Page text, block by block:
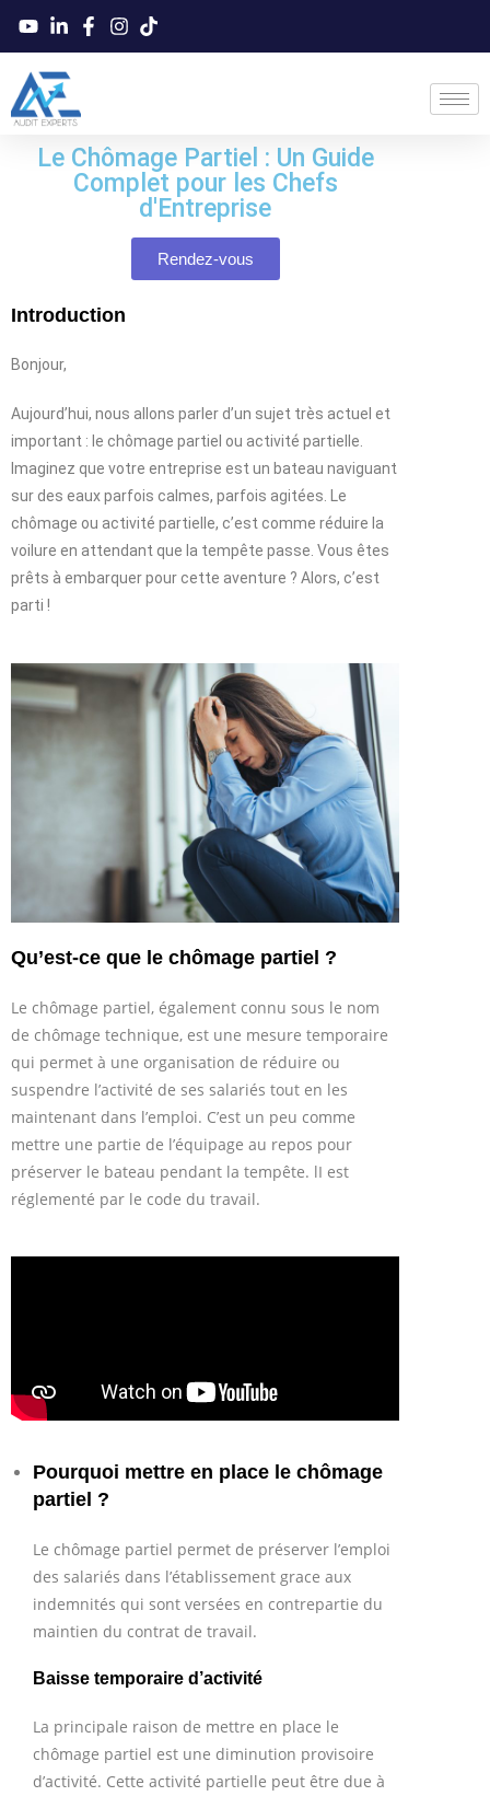
Le Chômage Partiel : Un Guide
Complet pour les Chefs
d'Entreprise
Rendez-vous
Introduction
Bonjour,
Aujourd’hui, nous allons parler d’un sujet très actuel et
important : le chômage partiel ou activité partielle.
Imaginez que votre entreprise est un bateau naviguant
sur des eaux parfois calmes, parfois agitées. Le
chômage ou activité partielle, c’est comme réduire la
voilure en attendant que la tempête passe. Vous êtes
prêts à embarquer pour cette aventure ? Alors, c’est
parti !
Qu’est-ce que le chômage partiel ?
Le chômage partiel, également connu sous le nom
de chômage technique, est une mesure temporaire
qui permet à une organisation de réduire ou
suspendre l’activité de ses salariés tout en les
maintenant dans l’emploi. C’est un peu comme
mettre une partie de l’équipage au repos pour
préserver le bateau pendant la tempête. lI est
réglementé par le code du travail.
Pourquoi mettre en place le chômage
partiel ?
Le chômage partiel permet de préserver l’emploi
des salariés dans l’établissement grace aux
indemnités qui sont versées en contrepartie du
maintien du contrat de travail.
Baisse temporaire d’activité
La principale raison de mettre en place le
chômage partiel est une diminution provisoire
d’activité. Cette activité partielle peut être due à